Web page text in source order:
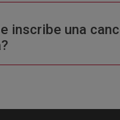
inscribe una